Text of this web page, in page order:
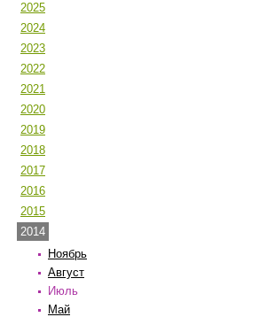
2025
2024
2023
2022
2021
2020
2019
2018
2017
2016
2015
2014
Ноябрь
Август
Июль
Май